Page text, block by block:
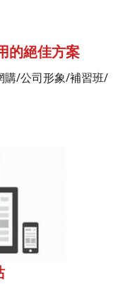
的絕佳方案
購/公司形象/補習班/